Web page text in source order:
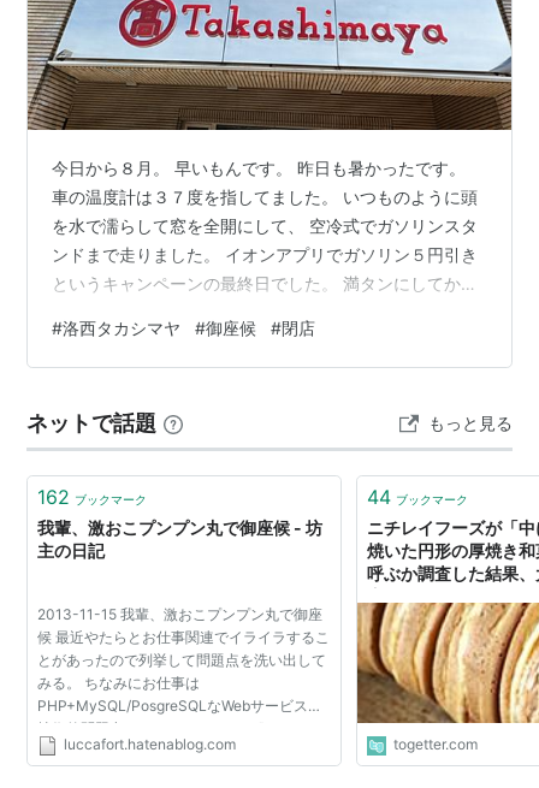
今日から８月。 早いもんです。 昨日も暑かったです。
車の温度計は３７度を指してました。 いつものように頭
を水で濡らして窓を全開にして、 空冷式でガソリンスタ
ンドまで走りました。 イオンアプリでガソリン５円引き
というキャンペーンの最終日でした。 満タンにしてから
だ、久しぶりに 高島屋で御座候を買おう！ とひらめきま
した。 洛西高島屋は８月３日で閉店なんです。 ４４年間
まで続けてほしかったなあ。 見慣れたこのロゴが消える
のはさびしいです。 洛西で御座候を買うのも今日が最後
かあ…… と感慨に…
#洛西タカシマヤ #御座候 #閉店
ネットで話題 もっと見る
162 ブックマーク
我輩、激おこプンプン丸で御座候 - 坊
主の日記
2013-11-15 我輩、激おこプンプン丸で御座
候 最近やたらとお仕事関連でイライラするこ
とがあったので列挙して問題点を洗い出して
みる。 ちなみにお仕事は
PHP+MySQL/PosgreSQLなWebサービス。
技術的問題点 ・htmlspecialchars()と
mysql_real_escape_string()の違いがわから
luccafort.hatenablog.com
44 ブックマーク
ニチレイフーズが「
焼いた円形の厚焼き
呼ぶか調査した結果
togetter.com